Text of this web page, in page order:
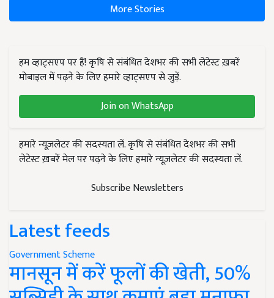
More Stories
हम व्हाट्सएप पर हैं! कृषि से संबंधित देशभर की सभी लेटेस्ट ख़बरें
मोबाइल में पढ़ने के लिए हमारे व्हाट्सएप से जुड़ें.
Join on WhatsApp
हमारे न्यूज़लेटर की सदस्यता लें. कृषि से संबंधित देशभर की सभी
लेटेस्ट ख़बरें मेल पर पढ़ने के लिए हमारे न्यूज़लेटर की सदस्यता लें.
Subscribe Newsletters
Latest feeds
Government Scheme
मानसून में करें फूलों की खेती, 50%